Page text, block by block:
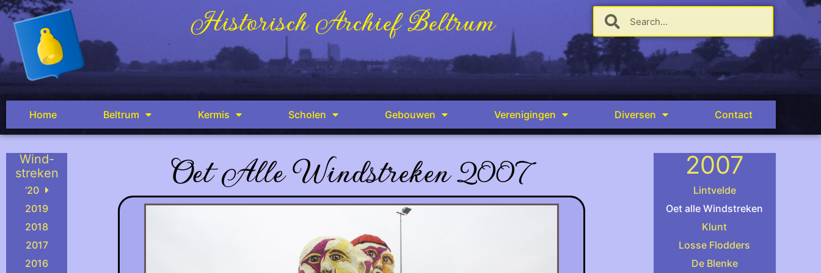
Historisch Archief Beltrum
Home Beltrum Kermis Scholen Gebouwen Verenigingen Diversen Contact
Wind-
streken
’20
2019
2018
2017
2016
Oet Alle Windstreken 2007 2007
Lintvelde
Oet alle Windstreken
Klunt
Losse Flodders
De Blenke